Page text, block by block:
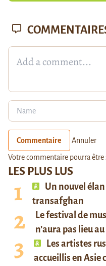
LES PLUS LUS
Un nouvel
transafghan
Le festival de
n’aura pas lieu
Les artistes
accueillis en Asie
Commentaire Annuler
Votre commentaire pourra être